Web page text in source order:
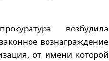
возбудила
вознаграждение
от имени которой